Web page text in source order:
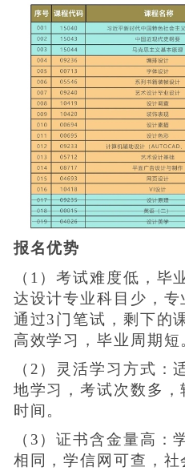
报名优势
（1）考试难度低，毕
达设计专业科目少，
通过3门笔试，剩下的
高效学习，毕业周期短
（2）灵活学习方式：
地学习，考试次数多
时间。
（3）证书含金量高：
相同，学信网可查，